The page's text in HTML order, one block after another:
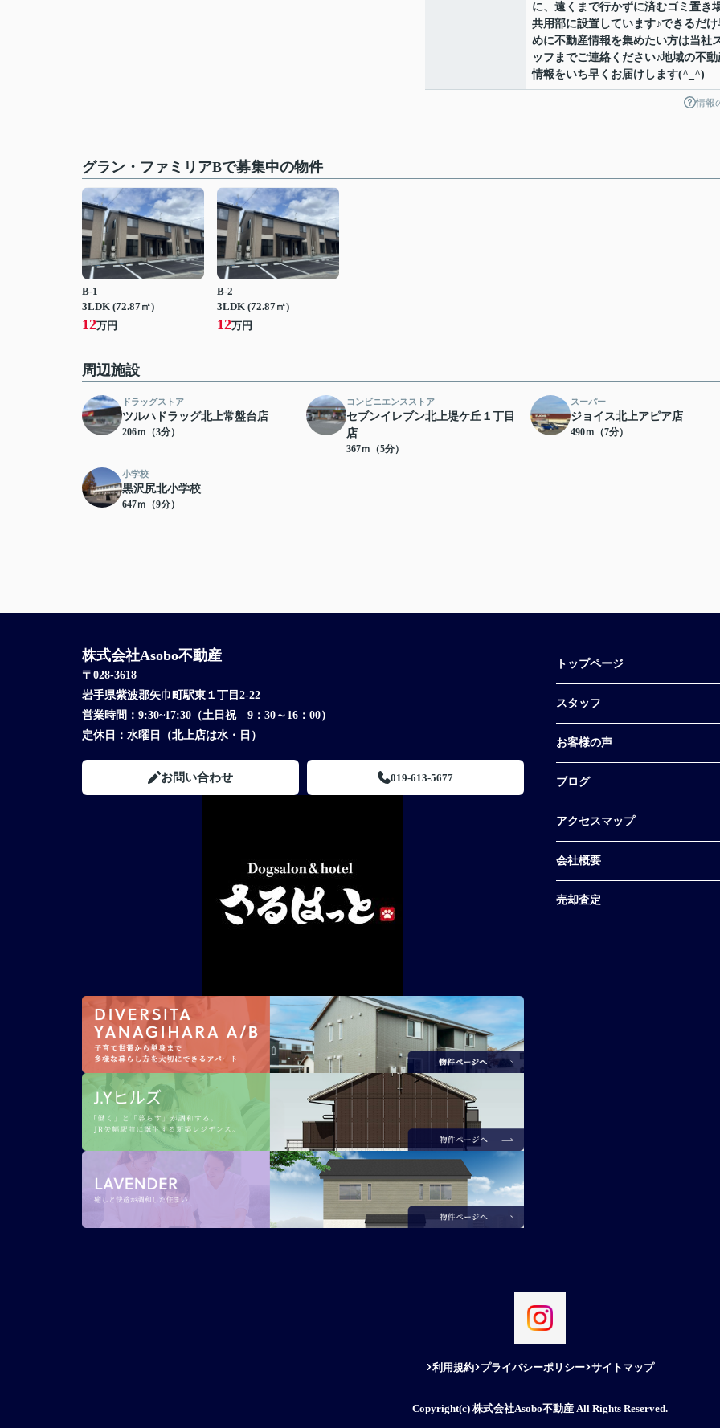
に、遠くまで行かずに済むゴミ置き
共用部に設置しています♪できるだけ
めに不動産情報を集めたい方は当社
ッフまでご連絡ください♪地域の不動
情報をいち早くお届けします(^_^)
情報
グラン・ファミリアBで募集中の物件
B-1
3LDK (72.87㎡)
12万円
B-2
3LDK (72.87㎡)
12万円
周辺施設
ドラッグストア
ツルハドラッグ北上常盤台店
206ｍ（3分）
コンビニエンスストア
セブンイレブン北上堤ケ丘１丁目
店
367ｍ（5分）
スーパー
ジョイス北上アピア店
490ｍ（7分）
小学校
黒沢尻北小学校
647ｍ（9分）
株式会社Asobo不動産
〒028-3618
岩手県紫波郡矢巾町駅東１丁目2-22
営業時間： 9:30~17:30（土日祝 9：30～16：00）
定休日： 水曜日（北上店は水・日）
お問い合わせ 019-613-5677
トップページ
スタッフ
お客様の声
ブログ
アクセスマップ
会社概要
売却査定
利用規約 プライバシーポリシー サイトマップ
Copyright(c) 株式会社Asobo不動産 All Rights Reserved.